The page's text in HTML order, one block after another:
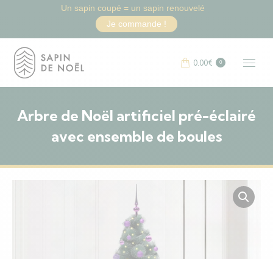
0.00€ 0
Arbre de Noël artificiel pré-éclairé
avec ensemble de boules
Un sapin coupé = un sapin renouvelé
Je commande !